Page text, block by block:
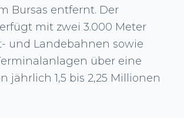
Bursas entfernt. Der
mit zwei 3.000 Meter
und Landebahnen sowie
über eine
jährlich 1,5 bis 2,25 Millionen